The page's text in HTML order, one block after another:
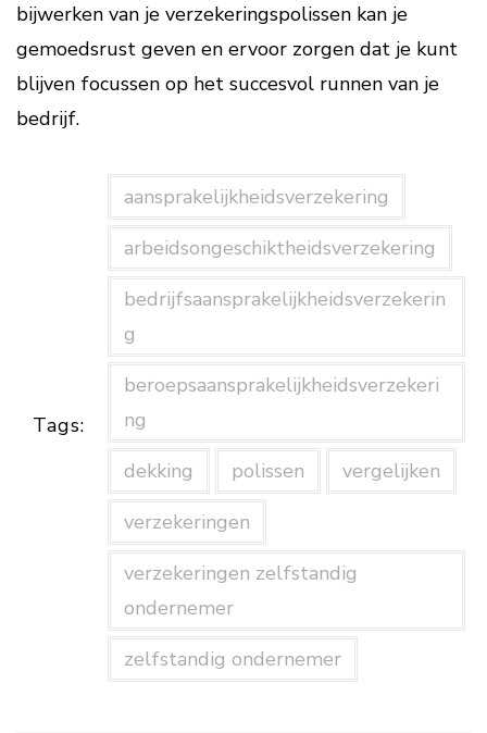
bijwerken van je verzekeringspolissen kan je
gemoedsrust geven en ervoor zorgen dat je kunt
blijven focussen op het succesvol runnen van je
bedrijf.
Tags:
aansprakelijkheidsverzekering
arbeidsongeschiktheidsverzekering
bedrijfsaansprakelijkheidsverzekerin
g
beroepsaansprakelijkheidsverzekeri
ng
dekking
polissen
vergelijken
verzekeringen
verzekeringen zelfstandig
ondernemer
zelfstandig ondernemer